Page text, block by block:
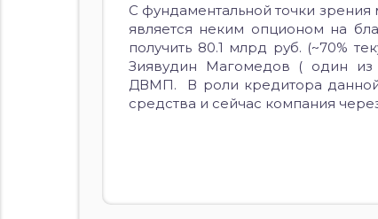
С фундаментальной точки
является неким опционом на
получить 80.1 млрд руб. (~70%
Зиявудин Магомедов ( один из
ДВМП. В роли кредитора
средства и сейчас компания